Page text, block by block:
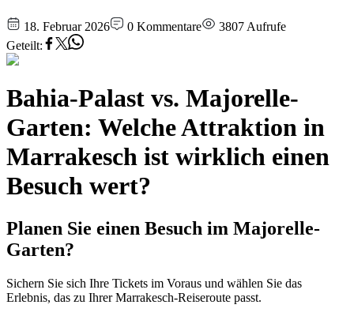
18. Februar 2026 0 Kommentare 3807 Aufrufe
Geteilt:
Bahia-Palast vs. Majorelle-
Garten: Welche Attraktion in
Marrakesch ist wirklich einen
Besuch wert?
Planen Sie einen Besuch im Majorelle-
Garten?
Sichern Sie sich Ihre Tickets im Voraus und wählen Sie das
Erlebnis, das zu Ihrer Marrakesch-Reiseroute passt.